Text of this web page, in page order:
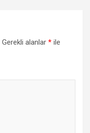
Gerekli alanlar * ile